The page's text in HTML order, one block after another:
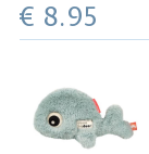
€ 8.95